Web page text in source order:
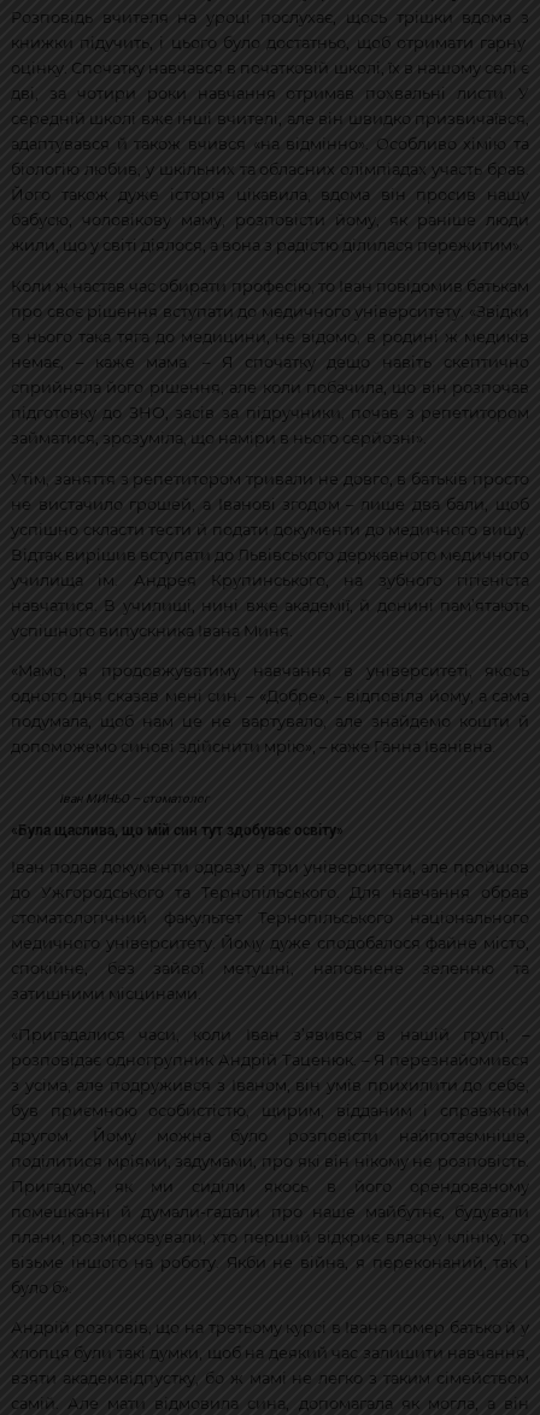
Розповідь вчителя на уроці послухає, щось трішки вдома з
книжки підучить, і цього було достатньо, щоб отримати гарну
оцінку. Спочатку навчався в початковій школі, їх в нашому селі є
дві, за чотири роки навчання отримав похвальні листи. У
середній школі вже інші вчителі, але він швидко призвичаївся,
адаптувався й також вчився «на відмінно». Особливо хімію та
біологію любив, у шкільних та обласних олімпіадах участь брав.
Його також дуже історія цікавила, вдома він просив нашу
бабусю, чоловікову маму, розповісти йому, як раніше люди
жили, що у світі діялося, а вона з радістю ділилася пережитим».
Коли ж настав час обирати професію, то Іван повідомив батькам
про своє рішення вступати до медичного університету. «Звідки
в нього така тяга до медицини, не відомо, в родині ж медиків
немає, – каже мама. – Я спочатку дещо навіть скептично
сприйняла його рішення, але коли побачила, що він розпочав
підготовку до ЗНО, засів за підручники, почав з репетитором
займатися, зрозуміла, що наміри в нього серйозні».
Утім, заняття з репетитором тривали не довго, в батьків просто
не вистачило грошей, а Іванові згодом – лише два бали, щоб
успішно скласти тести й подати документи до медичного вишу.
Відтак вирішив вступати до Львівського державного медичного
училища ім. Андрея Крупинського, на зубного гігієніста
навчатися. В училищі, нині вже академії, й донині пам’ятають
успішного випускника Івана Миня.
«Мамо, я продовжуватиму навчання в університеті, якось
одного дня сказав мені син. – «Добре», – відповіла йому, а сама
подумала, щоб нам це не вартувало, але знайдемо кошти й
допоможемо синові здійснити мрію», – каже Ганна Іванівна.
Іван МИНЬО – стоматолог
«Була щаслива, що мій син тут здобуває освіту»
Іван подав документи одразу в три університети, але пройшов
до Ужгородського та Тернопільського. Для навчання обрав
стоматологічний факультет Тернопільського національного
медичного університету. Йому дуже сподобалося файне місто,
спокійне, без зайвої метушні, наповнене зеленню та
затишними місцинами.
«Пригадалися часи, коли Іван з’явився в нашій групі, –
розповідає одногрупник Андрій Таценюк. – Я перезнайомився
з усіма, але подружився з Іваном, він умів прихилити до себе,
був приємною особистістю, щирим, відданим і справжнім
другом. Йому можна було розповісти найпотаємніше,
поділитися мріями, задумами, про які він нікому не розповість.
Пригадую, як ми сиділи якось в його орендованому
помешканні й думали-гадали про наше майбутнє, будували
плани, розмірковували, хто перший відкриє власну клініку, то
візьме іншого на роботу. Якби не війна, я переконаний, так і
було б».
Андрій розповів, що на третьому курсі в Івана помер батько й у
хлопця були такі думки, щоб на деякий час залишити навчання,
взяти академвідпустку, бо ж мамі не легко з таким сімейством
самій. Але мати відмовила сина, допомагала як могла, а він